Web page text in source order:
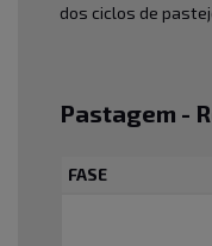
dos ciclos de
Pastagem -
FASE